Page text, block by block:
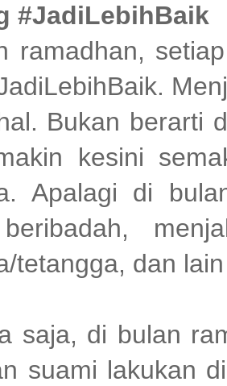
#JadiLebihBaik
ramadhan,
Bukan berarti
kesini
Apalagi di
tetangga, dan
saja, di bulan
suami lakukan